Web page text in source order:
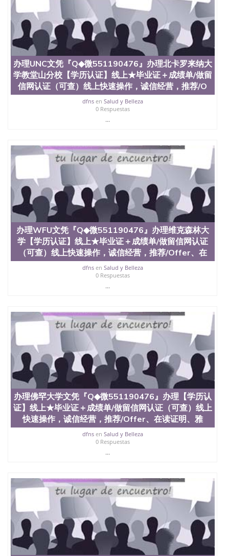
551190476国外本科毕业证怎么办理QQ微信
551190476国外大学文凭真制作QQ微信551190476办
国外文凭可找工作QQ微信551190476国外大学有毕业
证QQ微信551190476办理国外毕业证价格QQ微信
551190476国外编号查询QQ微信551190476办理国外
文凭要交定金吗QQ微信551190476办国外可查文凭
QQ微信551190476网上购买真文凭可信吗QQ微信
551190476学士学位证书查询机构QQ微信551190476
国外资格证书办理QQ微信551190476如何办理学历认
证QQ微信551190476海外文凭认证办理QQ微信
551190476 圣何塞州立大学（San Jose State
University, 又译为“圣荷西州立大学”）成立于1857
年，简称SJSU，是加州历史悠久的大学之一，也是美
名综合性公立大学，它以极高的就业率，全美名列前
茅的毕业薪资，浓厚的多元化学术氛围，杰出的本科
教育质量，被《福克斯》杂志评选为全美50强公立综
合性大学，每年有来自世界各地的成百上千的海外学
生前往求学。 至今，这是一所在世界上享有学术地
位、声誉、实习机会和影响力的高等教育机构，并获
誉为美国本科教育质量的核心代表。其计算机系与会
计系更是在当今美国大学教学排名中表现优异。其毕
业生大多可以在其所处地域的世界硅谷中心得到工作
机会。许多硅谷公司甚至在学生大三和大四的学期提
供许多相应科系的实习机会。无论是加州大学系统
(UC)，还是加州州立大学系统(CSU), 圣何塞州立大学
都占据着加州所有大学中的地理位置。 圣何塞州立大
学座落于硅谷(Silicon Valley), 于附近的旧金山-圣何塞
地区为全美的重要科技中心。约有学生三万人，超过
子工程学，工商管理学，艺术设计，和航空学等，深
受性肯定及好评；而各种大学部和研究所的商学课程
也吸引了众多不同国家的专业人士前来研究与学习。
二、办理流程： 1、收集客户办理信息； 2、客户付
定金下单； 3、公司确认到账转制作点做电子图；
4、电子图做好发给客户确认； 5、电子图确认好转成
品部做成品； 6、成品做好拍照或者视频确认再付余
款； 7、快递给客户（国内顺丰，国外DHL）。 三、
真实网上可查的证明材料 1、教育部学历学位认证，
留服真实存档可查，存档。 2、留学回国人员证明
（使馆认证），使馆网站真实存档可查。 3、留信网
真实可查认证办理，存档可查，终身受用。 四、办理
流程农业科学院、艺术与建筑学院、商学院、交流学
院、地球及物质科学院、教育学院、工程学院、健康
与人类发展学院、信息工程与科学学院、人文学院、
约大学为学生们提供本科、硕士及博士学位。学校的
专业课程包括：会计学、MBA、财务、教育、建筑工
程、经济、医学、护理、文学、音乐、生物学、统计
学、美术、电子工程、天文学、农业、环境污染控
制、历史、电气工程、生物工程、建筑设计、工商管
理、材料科学、机械工程、航天工程、土木工程、数
学、化学、英语、社会科学、心理学、戏剧、市场营
销、机械工程、计算机科学、物理学、人工智能、商
办理UNC文凭『Q◆微551190476』办理北卡罗来纳大
学教堂山分校【学历认证】线上★毕业证＋成绩单/做留
信网认证（可查）线上快速操作，诚信经营，推荐/O
dfnsen Salud y Belleza
0 Respuestas
...
办理WFU文凭『Q◆微551190476』办理维克森林大
学【学历认证】线上★毕业证＋成绩单/做留信网认证
（可查）线上快速操作，诚信经营，推荐/Offer、在
dfnsen Salud y Belleza
0 Respuestas
...
办理佛罕大学文凭『Q◆微551190476』办理【学历认
证】线上★毕业证＋成绩单/做留信网认证（可查）线上
快速操作，诚信经营，推荐/Offer、在读证明、雅
dfnsen Salud y Belleza
0 Respuestas
...